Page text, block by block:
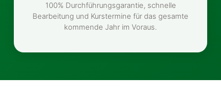
100% Durchführungsgarantie, schnelle
Bearbeitung und Kurstermine für das gesamte
kommende Jahr im Voraus.